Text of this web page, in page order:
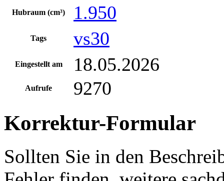
Hubraum (cm³) 1.950
Tags vs30
Eingestellt am 18.05.2026
Aufrufe 9270
Korrektur-Formular
Sollten Sie in den